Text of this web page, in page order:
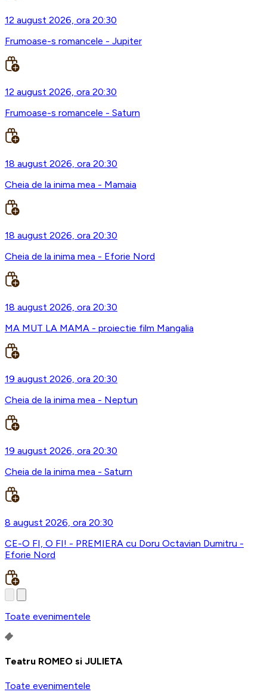
12 august 2026, ora 20:30
Frumoase-s romancele - Jupiter
12 august 2026, ora 20:30
Frumoase-s romancele - Saturn
18 august 2026, ora 20:30
Cheia de la inima mea - Mamaia
18 august 2026, ora 20:30
Cheia de la inima mea - Eforie Nord
18 august 2026, ora 20:30
MA MUT LA MAMA - proiectie film Mangalia
19 august 2026, ora 20:30
Cheia de la inima mea - Neptun
19 august 2026, ora 20:30
Cheia de la inima mea - Saturn
8 august 2026, ora 20:30
CE-O FI, O FI! - PREMIERA cu Doru Octavian Dumitru -
Eforie Nord
Toate evenimentele
Teatru ROMEO si JULIETA
Toate evenimentele